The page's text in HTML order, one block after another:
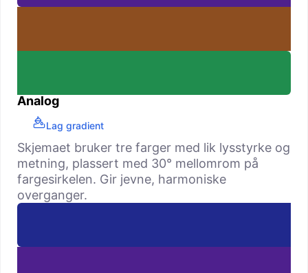
Analog
Lag gradient
Skjemaet bruker tre farger med lik lysstyrke og
metning, plassert med 30° mellomrom på
fargesirkelen. Gir jevne, harmoniske
overganger.